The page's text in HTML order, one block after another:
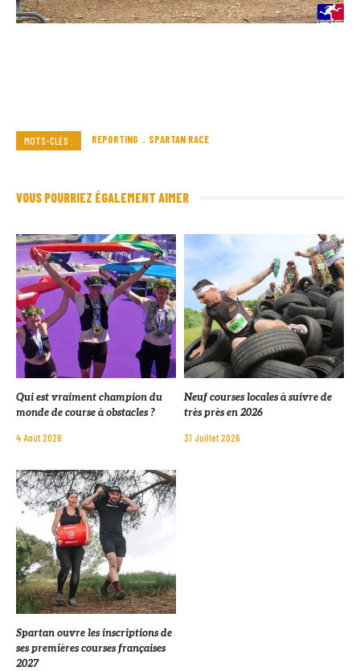
MOTS-CLÉS : REPORTING SPARTAN RACE
VOUS POURRIEZ ÉGALEMENT AIMER
Qui est vraiment champion du
monde de course à obstacles ?
4 Août 2026
Neuf courses locales à suivre de
très près en 2026
31 Juillet 2026
Spartan ouvre les inscriptions de
ses premières courses françaises
2027